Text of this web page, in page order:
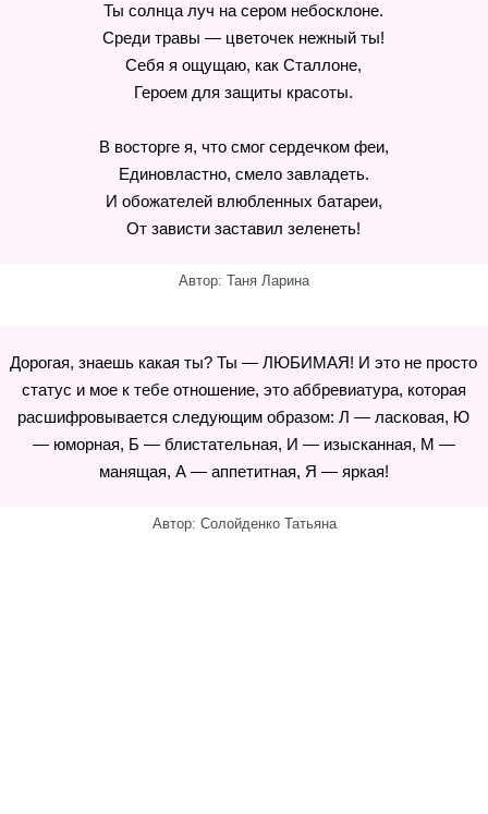
Ты солнца луч на сером небосклоне.
Среди травы — цветочек нежный ты!
Себя я ощущаю, как Сталлоне,
Героем для защиты красоты.
В восторге я, что смог сердечком феи,
Единовластно, смело завладеть.
И обожателей влюбленных батареи,
От зависти заставил зеленеть!
Автор: Таня Ларина
Дорогая, знаешь какая ты? Ты — ЛЮБИМАЯ! И это не просто
статус и мое к тебе отношение, это аббревиатура, которая
расшифровывается следующим образом: Л — ласковая, Ю
— юморная, Б — блистательная, И — изысканная, М —
манящая, А — аппетитная, Я — яркая!
Автор: Солойденко Татьяна